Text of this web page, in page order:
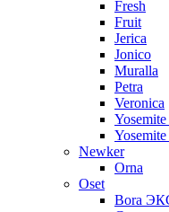
Fresh
Fruit
Jerica
Jonico
Muralla
Petra
Veroniсa
Newker
Orna
Oset
Bora